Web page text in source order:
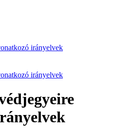
irányelvek
irányelvek